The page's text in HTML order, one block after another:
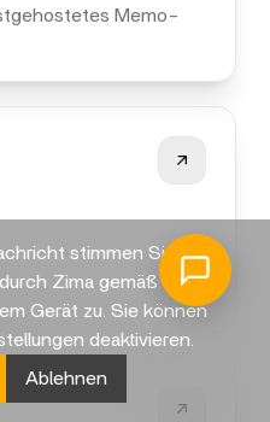
Memo-
stimmen Sie der
Zima gemäß der
Gerät zu. Sie können
deaktivieren.
Ablehnen